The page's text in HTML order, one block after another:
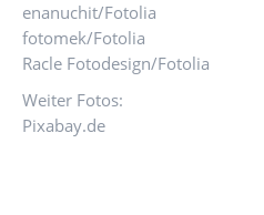
enanuchit/Fotolia
fotomek/Fotolia
Racle Fotodesign/Fotolia
Weiter Fotos:
Pixabay.de